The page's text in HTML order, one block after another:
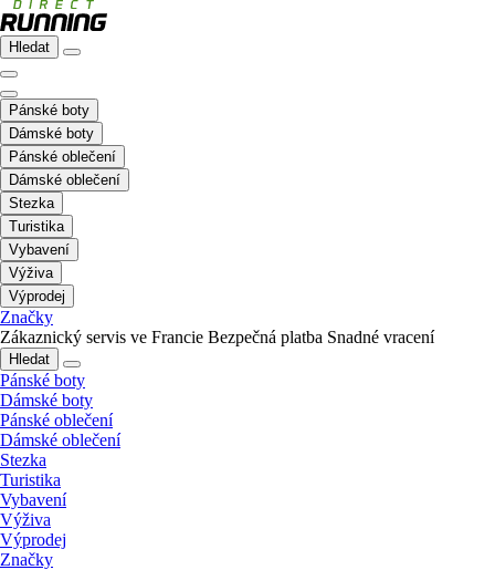
Hledat
Pánské boty
Dámské boty
Pánské oblečení
Dámské oblečení
Stezka
Turistika
Vybavení
Výživa
Výprodej
Značky
Zákaznický servis ve Francie Bezpečná platba Snadné vracení
Hledat
Pánské boty
Dámské boty
Pánské oblečení
Dámské oblečení
Stezka
Turistika
Vybavení
Výživa
Výprodej
Značky